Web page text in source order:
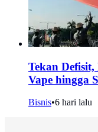
Tekan
Vape hingga
Bisnis•6 hari lalu